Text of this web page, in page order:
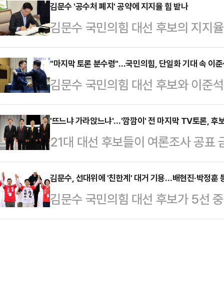
타났다.전국 유력 지방 언론사들로
스리서치에 의뢰해 지난 24~25일
으로 무선 100% ARS 안심번호 방
의 지지율이 46.5%, 김문수 국민
다. 두 후보 간의 격차는 6.1%p였
10.3%였다…
김문수 '공수처 폐지' 공약에 지지율 힘 받나
김문수 국민의힘 대선 후보의 지지
위공직자범죄수사처 폐지'에 국민
서 이재명 더불어민주당 대선 후보
에 따라 정부 정책 방향은 크게 갈
선 결과에 따라 공수처의 존폐 여부
역할과 권한을 두고 대선 후보자 간
공수처는 고위공직자와 그 가족이
및 정치자금 부정…
"마지막 토론 분수령"…국민의힘, 단일화 기대 속 이
김문수 국민의힘 대선 후보와 이준
다면 그 시기는 데드라인인 28일이
27일 마지막 TV토론을 통해 몸값
28일 결국 단일화에 나설 것이란
만큼 국민의힘은 갖은 방법을 총동
있다.26일 정치권에서는 29~30일
이준석 후보 간 단일화 가능성이
토론 이후 이재…
'뜨느냐 가라앉느냐'…'깜깜이' 전 마지막 TV토론, 후
21대 대선 후보들이 여론조사 공표
론에서 사활을 걸고 있다. 전국민
기회인데다, 이번 토론회의 주제가
따라 주도권이 쉽게 뒤바뀔 수 있
이재명 더불어민주당 후보·김문수
김문수, 선대위에 '친한계' 대거 기용…배현진·박정훈
김문수 국민의힘 대선 후보가 5선
으로 추가 임명했다. 또한 재선의